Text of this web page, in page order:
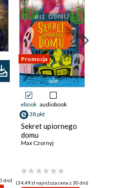
dni)
Promocja
ebook audiobook
38 pkt
Sekret upiornego
domu
Max Czornyj
(34,49 zł najniższa cena z 30 dni)